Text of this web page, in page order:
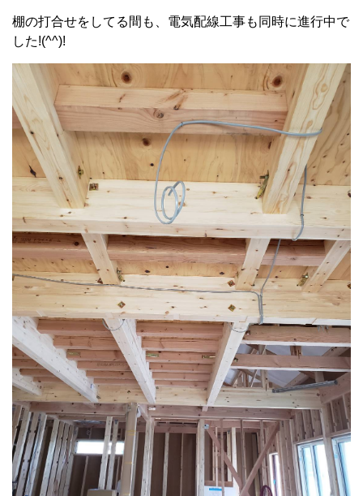
棚の打合せをしてる間も、電気配線工事も同時に進行中で
した!(^^)!